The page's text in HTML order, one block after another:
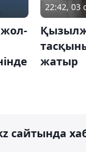
22:42, 03
жатыр
сайтында